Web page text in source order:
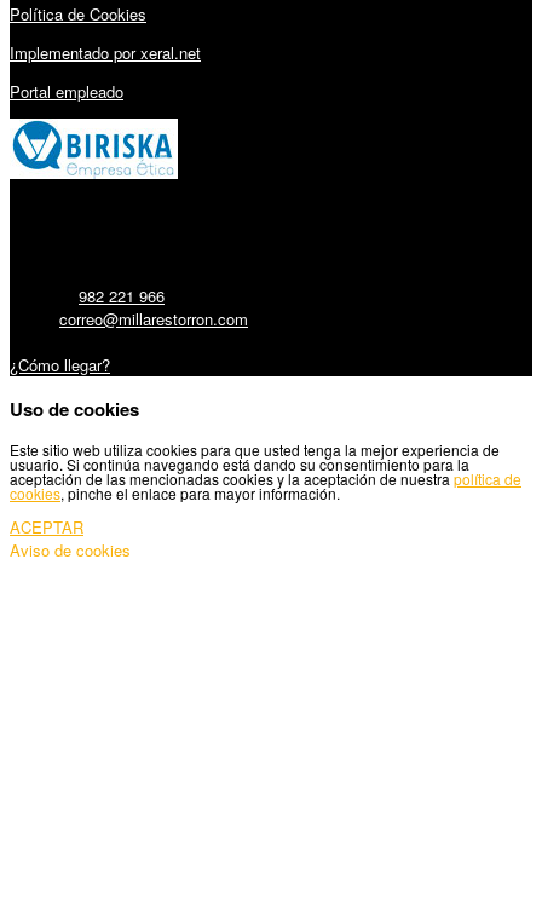
Política de Cookies
Implementado por xeral.net
Portal empleado
982 221 966
correo@millarestorron.com
¿Cómo llegar?
Uso de cookies
Este sitio web utiliza cookies para que usted tenga la mejor experiencia de
usuario. Si continúa navegando está dando su consentimiento para la
aceptación de las mencionadas cookies y la aceptación de nuestra política de
cookies, pinche el enlace para mayor información.
ACEPTAR
Aviso de cookies